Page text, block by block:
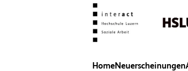
HomeNeuerscheinungen